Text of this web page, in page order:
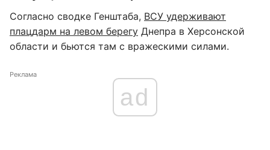
Согласно сводке Генштаба, ВСУ удерживают
плацдарм на левом берегу Днепра в Херсонской
области и бьются там с вражескими силами.
Реклама
ad